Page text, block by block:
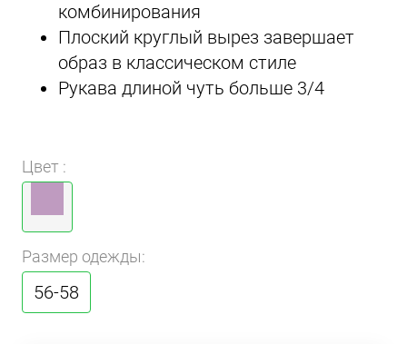
комбинирования
Плоский круглый вырез завершает
образ в классическом стиле
Рукава длиной чуть больше 3/4
Цвет :
Размер одежды:
56-58